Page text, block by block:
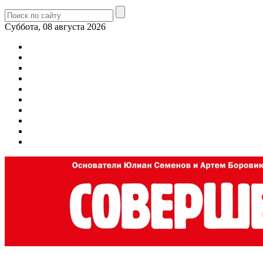
Суббота, 08 августа 2026